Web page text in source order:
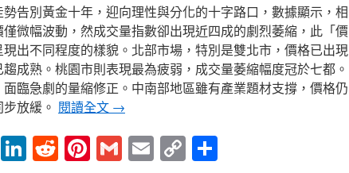
告別黃金十年，迎向理性與分化的十字路口，數據顯示，相
微幅波動，然成交量指數卻出現近四成的劇烈萎縮，此「價
出不同程度的樣貌。北部市場，特別是雙北市，價格已出現
成熟。桃園市則表現最為疲弱，成交量萎縮幅度冠於七都。
臨急劇的量縮修正。中南部地區雖有產業題材支撐，價格仍
放緩。 閱讀全文 →
LineLinkedIn
RedditPinterest
GmailEmail
Copy